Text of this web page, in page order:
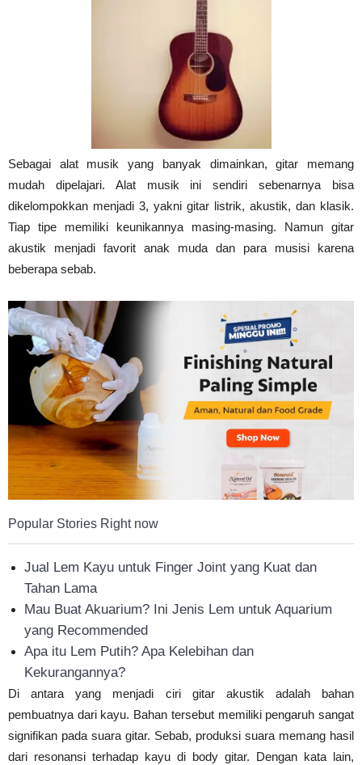
Sebagai alat musik yang banyak dimainkan, gitar memang
mudah dipelajari. Alat musik ini sendiri sebenarnya bisa
dikelompokkan menjadi 3, yakni gitar listrik, akustik, dan klasik.
Tiap tipe memiliki keunikannya masing-masing. Namun gitar
akustik menjadi favorit anak muda dan para musisi karena
beberapa sebab.
Popular Stories Right now
Jual Lem Kayu untuk Finger Joint yang Kuat dan
Tahan Lama
Mau Buat Akuarium? Ini Jenis Lem untuk Aquarium
yang Recommended
Apa itu Lem Putih? Apa Kelebihan dan
Kekurangannya?
Di antara yang menjadi ciri gitar akustik adalah bahan
pembuatnya dari kayu. Bahan tersebut memiliki pengaruh sangat
signifikan pada suara gitar. Sebab, produksi suara memang hasil
dari resonansi terhadap kayu di body gitar. Dengan kata lain,